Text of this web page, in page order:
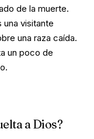
de la muerte.
una visitante
una raza caída.
un poco de
a Dios?